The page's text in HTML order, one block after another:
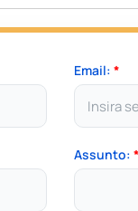
Email: *
Assunto: *